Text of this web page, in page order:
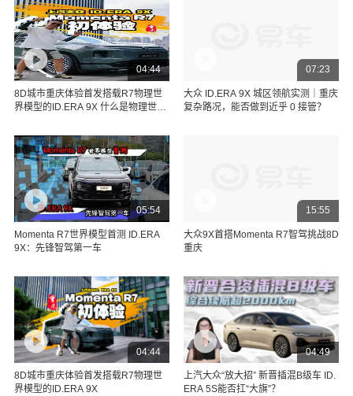
04:44
8D城市重庆体验首发搭载R7物理世
界模型的ID.ERA 9X 什么是物理世界
07:23
大众 ID.ERA 9X 城区领航实测｜重庆
复杂路况，能否做到近乎 0 接管？
05:54
Momenta R7世界模型首测 ID.ERA
9X：先锋智驾第一车
15:55
大众9X首搭Momenta R7智驾挑战8D
重庆
04:44
8D城市重庆体验首发搭载R7物理世
界模型的ID.ERA 9X
04:49
上汽大众“放大招” 新晋插混B级车 ID.
ERA 5S能否扛“大旗”？